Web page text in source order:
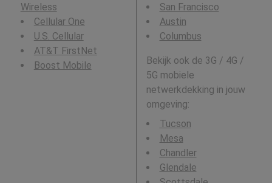
Wireless
Cellular One
U.S. Cellular
AT&T FirstNet
Boost Mobile
San Francisco
Austin
Columbus
Bekijk ook de 3G / 4G /
5G mobiele
netwerkdekking in jouw
omgeving:
Tucson
Mesa
Chandler
Glendale